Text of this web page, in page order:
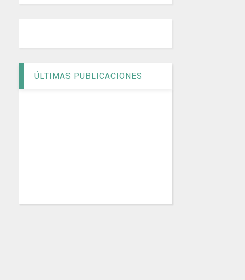
ÚLTIMAS PUBLICACIONES